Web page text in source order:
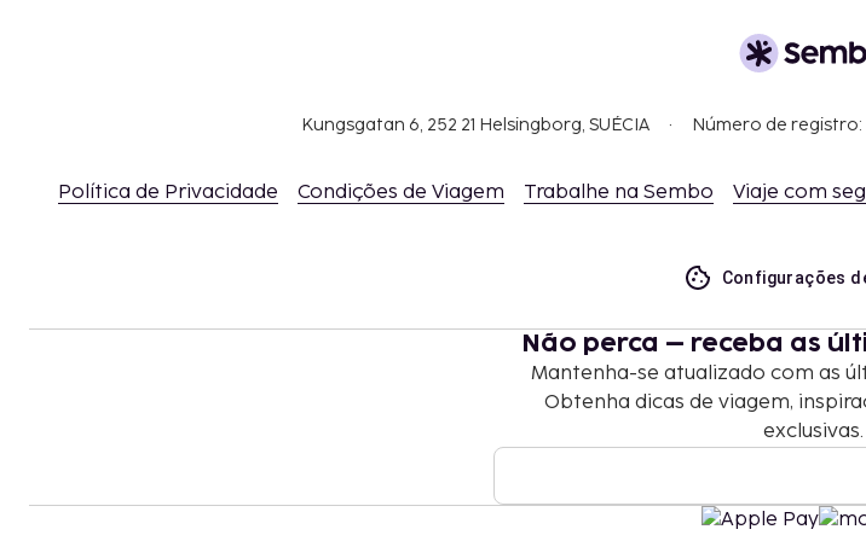
Incluímos todas as taxas que o alojamento nos comunicou.
A lista anterior pode não estar completa. As taxas e os depósitos podem
O alojamento permite a estadia grátis de até 10 crianças com idade
pais ou responsáveis e utilize as camas existentes.
Kungsgatan 6, 252 21 Helsingborg, SUÉCIA Número de registro:
Política de Privacidade Condições de Viagem Trabalhe na Sembo Viaje com
Configurações
Não perca – receba as
Mantenha-se atualizado com as
Obtenha dicas de viagem,
exclusivas.